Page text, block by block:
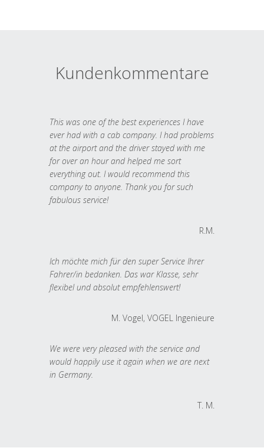
Kundenkommentare
This was one of the best experiences I have
ever had with a cab company. I had problems
at the airport and the driver stayed with me
for over an hour and helped me sort
everything out. I would recommend this
company to anyone. Thank you for such
fabulous service!
R.M.
Ich möchte mich für den super Service Ihrer
Fahrer/in bedanken. Das war Klasse, sehr
flexibel und absolut empfehlenswert!
M. Vogel, VOGEL Ingenieure
We were very pleased with the service and
would happily use it again when we are next
in Germany.
T. M.